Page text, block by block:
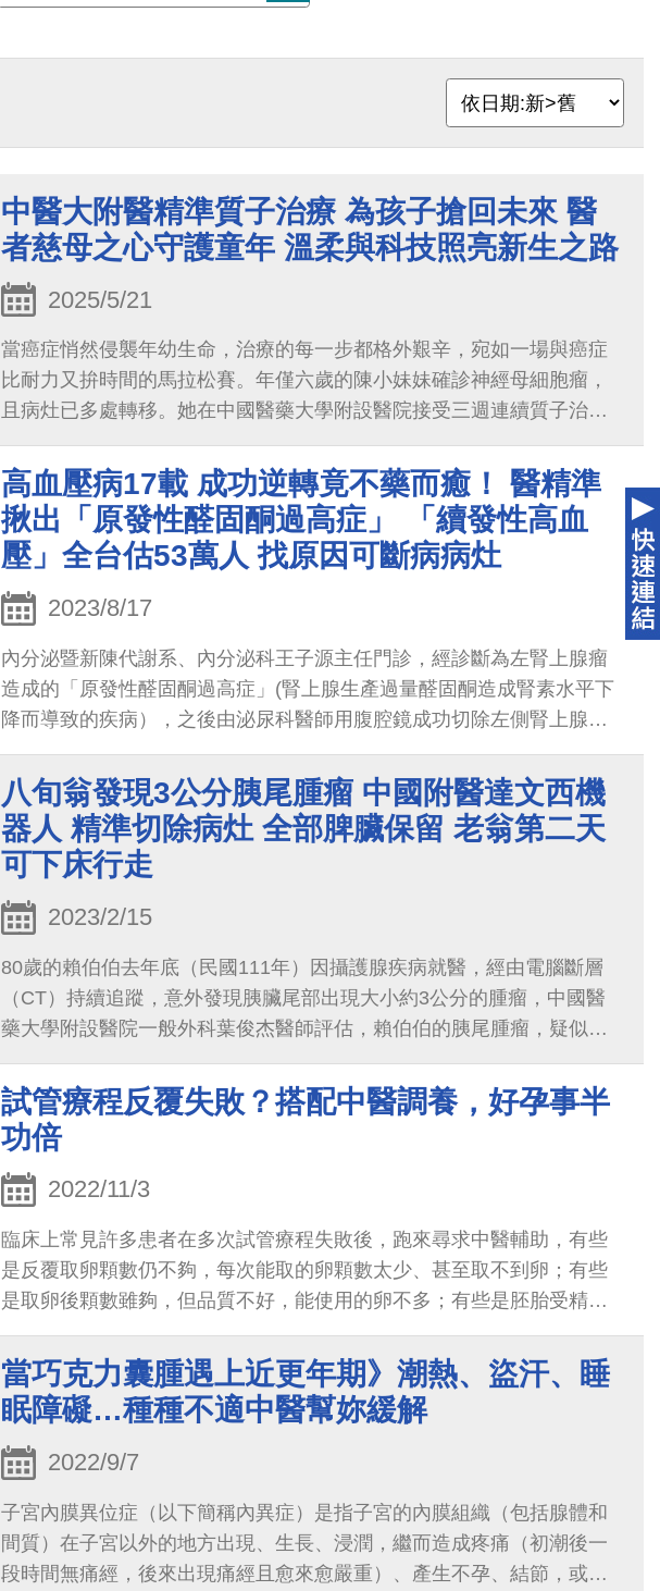
中醫大附醫精準質子治療 為孩子搶回未來 醫
者慈母之心守護童年 溫柔與科技照亮新生之路
2025/5/21
當癌症悄然侵襲年幼生命，治療的每一步都格外艱辛，宛如一場與癌症
比耐力又拚時間的馬拉松賽。年僅六歲的陳小妹妹確診神經母細胞瘤，
且病灶已多處轉移。她在中國醫藥大學附設醫院接受三週連續質子治
療，目前腫瘤已受到控制，病況穩定，正持續接受後續免疫治療。相較
傳統放射線療法，質子治療能精準治療腫瘤、降低副作用，尤其適合發
育中的兒童。中醫大附醫團隊結合專業與關懷，以先進設備與「醫者人
母心」的溫柔守護，為病童點亮重獲健康的希望之路。
高血壓病17載 成功逆轉竟不藥而癒！ 醫精準
揪出「原發性醛固酮過高症」 「續發性高血
壓」全台估53萬人 找原因可斷病病灶
2023/8/17
內分泌暨新陳代謝系、內分泌科王子源主任門診，經診斷為左腎上腺瘤
造成的「原發性醛固酮過高症」(腎上腺生產過量醛固酮造成腎素水平下
降而導致的疾病），之後由泌尿科醫師用腹腔鏡成功切除左側腎上腺，
劉先生手術後血壓很快下降，經過多日休養後，血壓也逐步恢復正常，
至今無須服用降血壓藥物，已經停藥一個月了。
八旬翁發現3公分胰尾腫瘤 中國附醫達文西機
器人 精準切除病灶 全部脾臟保留 老翁第二天
可下床行走
2023/2/15
80歲的賴伯伯去年底（民國111年）因攝護腺疾病就醫，經由電腦斷層
（CT）持續追蹤，意外發現胰臟尾部出現大小約3公分的腫瘤，中國醫
藥大學附設醫院一般外科葉俊杰醫師評估，賴伯伯的胰尾腫瘤，疑似為
惡化與轉移，
試管療程反覆失敗？搭配中醫調養，好孕事半
功倍
2022/11/3
臨床上常見許多患者在多次試管療程失敗後，跑來尋求中醫輔助，有些
是反覆取卵顆數仍不夠，每次能取的卵顆數太少、甚至取不到卵；有些
是取卵後顆數雖夠，但品質不好，能使用的卵不多；有些是胚胎受精
後，碎片或型態不佳，影響著床機率；有些胚胎品質雖好...
當巧克力囊腫遇上近更年期》潮熱、盜汗、睡
眠障礙…種種不適中醫幫妳緩解
2022/9/7
子宮內膜異位症（以下簡稱內異症）是指子宮的內膜組織（包括腺體和
間質）在子宮以外的地方出現、生長、浸潤，繼而造成疼痛（初潮後一
段時間無痛經，後來出現痛經且愈來愈嚴重）、產生不孕、結節，或包